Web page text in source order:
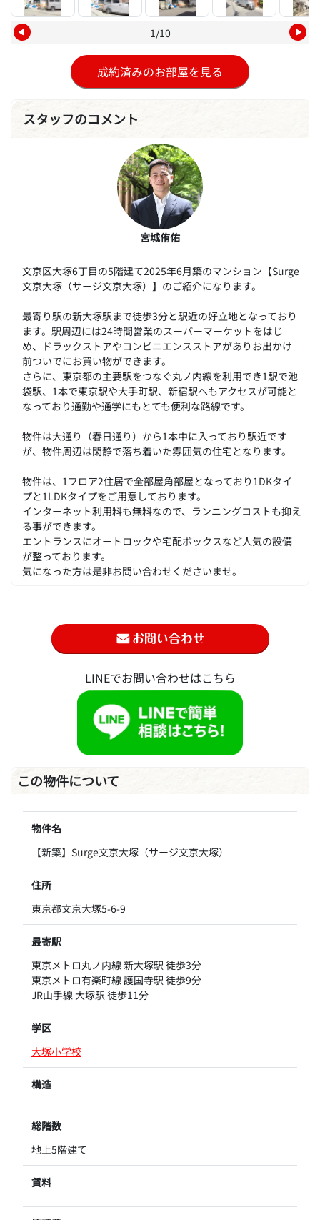
1/10
成約済みのお部屋を見る
スタッフのコメント
宮城侑佑
文京区大塚6丁目の5階建て2025年6月築のマンション【Surge
文京大塚（サージ文京大塚）】のご紹介になります。
最寄り駅の新大塚駅まで徒歩3分と駅近の好立地となっており
ます。駅周辺には24時間営業のスーパーマーケットをはじ
め、ドラックストアやコンビニエンスストアがありお出かけ
前ついでにお買い物ができます。
さらに、東京都の主要駅をつなぐ丸ノ内線を利用でき1駅で池
袋駅、1本で東京駅や大手町駅、新宿駅へもアクセスが可能と
なっており通勤や通学にもとても便利な路線です。
物件は大通り（春日通り）から1本中に入っており駅近です
が、物件周辺は閑静で落ち着いた雰囲気の住宅となります。
物件は、1フロア2住居で全部屋角部屋となっており1DKタイ
プと1LDKタイプをご用意しております。
インターネット利用料も無料なので、ランニングコストも抑え
る事ができます。
エントランスにオートロックや宅配ボックスなど人気の設備
が整っております。
気になった方は是非お問い合わせくださいませ。
LINEでお問い合わせはこちら
この物件について
物件名
【新築】Surge文京大塚（サージ文京大塚）
住所
東京都文京大塚5-6-9
最寄駅
東京メトロ丸ノ内線 新大塚駅 徒歩3分
東京メトロ有楽町線 護国寺駅 徒歩9分
JR山手線 大塚駅 徒歩11分
学区
大塚小学校
構造
総階数
地上5階建て
賃料